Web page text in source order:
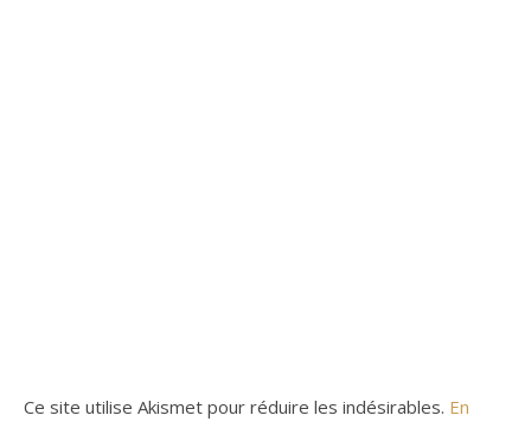
Ce site utilise Akismet pour réduire les indésirables. En